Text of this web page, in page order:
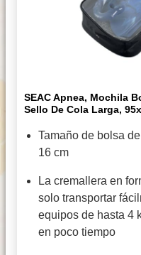
SEAC Apnea, Mochila
Sello De Cola Larga,
Tamaño de bolsa
16 cm
La cremallera en
solo transportar
equipos de hasta 4
en poco tiempo